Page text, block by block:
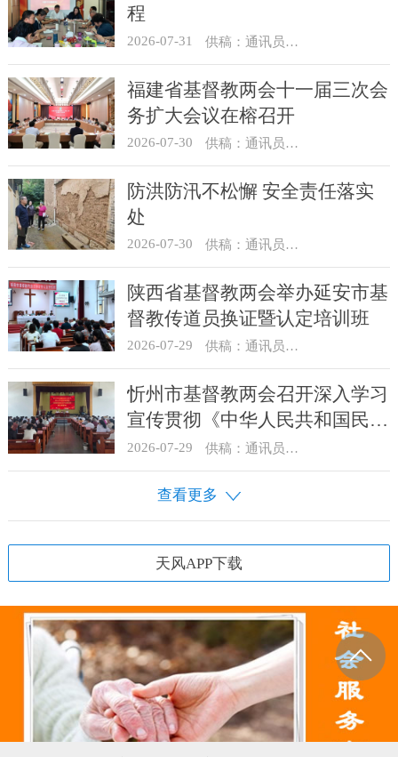
程
2026-07-31 供稿：通讯员 冯莉琴
福建省基督教两会十一届三次会
务扩大会议在榕召开
2026-07-30 供稿：通讯员 杨莹莹
防洪防汛不松懈 安全责任落实
处
2026-07-30 供稿：通讯员 骆合祥
陕西省基督教两会举办延安市基
督教传道员换证暨认定培训班
2026-07-29 供稿：通讯员 翟超
忻州市基督教两会召开深入学习
宣传贯彻《中华人民共和国民族
团结进步促进法》启动部署会
2026-07-29 供稿：通讯员 骆合祥
查看更多
天风APP下载